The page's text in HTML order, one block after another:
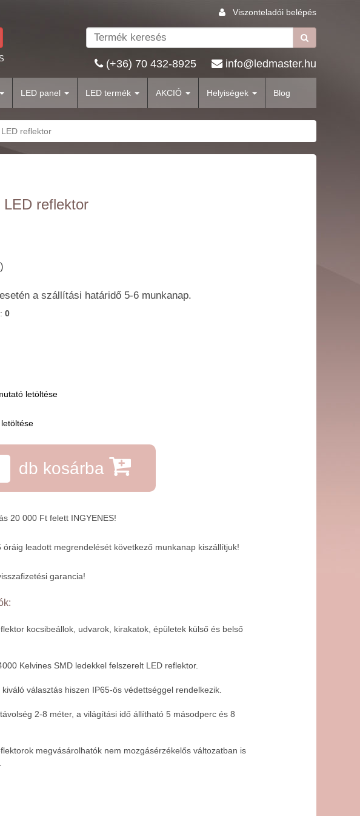
Viszonteladói belépés
(+36) 70 432-8925 info@ledmaster.hu
LED panel LED termék AKCIÓ Helyiségek Blog
reflektor
reflektor
a szállítási határidő 5-6 ​munkanap.
0
letöltése
db kosárba
20 000 Ft felett INGYENES!
óráig leadott megrendelését következő munkanap kiszállítjuk!
garancia!
kocsibeállok, udvarok, kirakatok, épületek külső és belső
Kelvines SMD ledekkel felszerelt LED reflektor.
választás hiszen IP65-ös védettséggel rendelkezik.
2-8 méter, a világítási idő állítható 5 másodperc és 8
megvásárolhatók nem mozgásérzékelős változatban is